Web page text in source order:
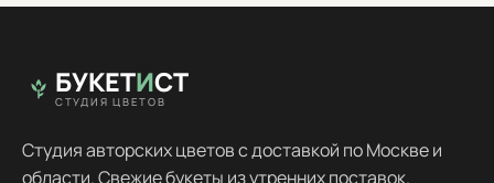
БУКЕТИСТ
СТУДИЯ ЦВЕТОВ
Студия авторских цветов с доставкой по Москве и
области. Свежие букеты из утренних поставок.